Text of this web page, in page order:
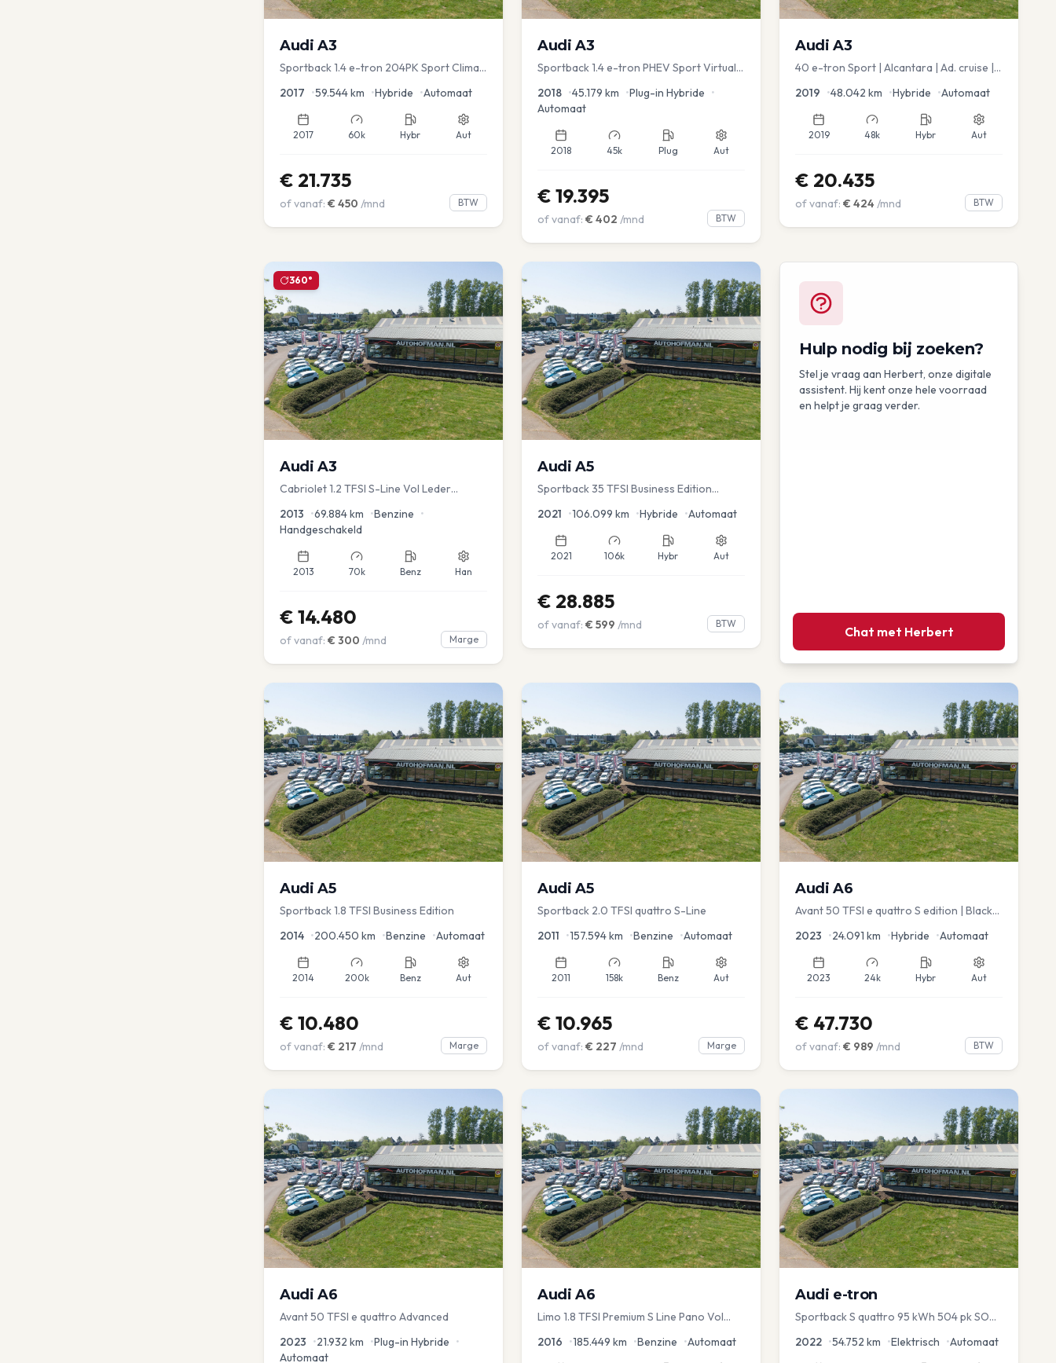
Audi A3
Sportback 1.4 e-tron 204PK Sport Clima
2017 •59.544km •Hybride •Automaat
2017 60k Hybr Aut
€ 21.735
of vanaf: € 450 /mnd BTW
Audi A3
Sportback 1.4 e-tron PHEV Sport Virtual
2018 •45.179 km •Plug-in Hybride •
Automaat
2018 45k Plug Aut
€ 19.395
of vanaf: € 402 /mnd BTW
Audi A3
40 e-tron Sport | Alcantara | Ad. cruise |
2019 •48.042 km •Hybride •Automaat
2019 48k Hybr Aut
€ 20.435
of vanaf: € 424 /mnd BTW
360°
Audi A3
Cabriolet 1.2 TFSI S-Line Vol Leder
2013 •69.884km •Benzine •
Handgeschakeld
2013 70k Benz Han
€ 14.480
of vanaf: € 300 /mnd Marge
Audi A5
Sportback 35 TFSI Business Edition
2021 •106.099 km •Hybride •Automaat
2021 106k Hybr Aut
€ 28.885
of vanaf: € 599 /mnd BTW
Hulp nodig bij zoeken?
Stel je vraag aan Herbert, onze digitale
assistent. Hij kent onze hele voorraad
en helpt je graag verder.
Chat met Herbert
Audi A5
Sportback 1.8 TFSI Business Edition
2014 •200.450 km •Benzine •Automaat
2014 200k Benz Aut
€ 10.480
of vanaf: € 217 /mnd Marge
Audi A5
Sportback 2.0 TFSI quattro S-Line
2011 •157.594km •Benzine •Automaat
2011 158k Benz Aut
€ 10.965
of vanaf: € 227 /mnd Marge
Audi A6
Avant 50 TFSI e quattro S edition | Black
Virtual
2023 •24.091 km •Hybride •Automaat
2023 24k Hybr Aut
€ 47.730
of vanaf: € 989 /mnd BTW
Audi A6
Avant 50 TFSI e quattro Advanced
2023 •21.932 km •Plug-in Hybride •
Automaat
Audi A6
Limo 1.8 TFSI Premium S Line Pano Vol
aKlep
2016 •185.449 km •Benzine •Automaat
Audi e-tron
Sportback S quattro 95 kWh 504 pk SOH
klep Memory Seat
2022 •54.752 km •Elektrisch •Automaat